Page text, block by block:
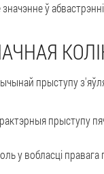
ў
прыступу
прыступу
у вобласці